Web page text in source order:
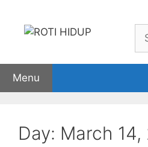
content
for:
Menu
Day: March